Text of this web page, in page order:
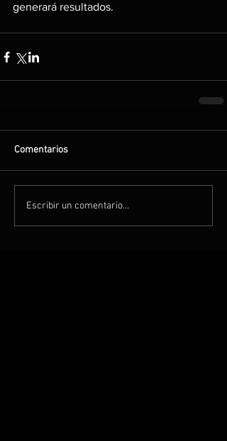
generará resultados.
Comentarios
Escribir un comentario...